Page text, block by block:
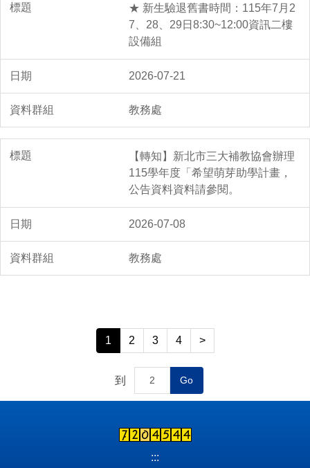
★ 新生驗退舊書時間：115年7月2
7、28、29日8:30~12:00資訊二樓
設備組
2026-07-21
教務處
【轉知】新北市三大補教協會辦理
115學年度「希望萌芽助學計畫，
公告資料資料請參閱。
2026-07-08
教務處
1 2 3 4 >
到 Go
:::